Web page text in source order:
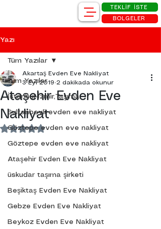
TEKLİF İSTE
BÖLGELER
Yazı
Tüm Yazılar
İstanbul-İzmir,Taşıma
Sultanbeyli evden eve nakliyat
Göztepe evden eve nakliyat
Göztepe evden eve nakliyat
Ataşehir Evden Eve Nakliyat
üskudar taşıma şirketi
Beşiktaş Evden Eve Nakliyat
Gebze Evden Eve Nakliyat
Beykoz Evden Eve Nakliyat
Tüm Yazılar
Ataşehir Evden Eve
Nakliyat
Akartaş Evden Eve Nakliyat
3 Eyl 2019 2 dakikada okunur
5 üzerinden NaN yıldız